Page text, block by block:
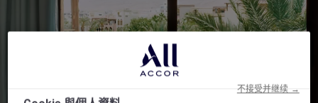
不接受并继续 →